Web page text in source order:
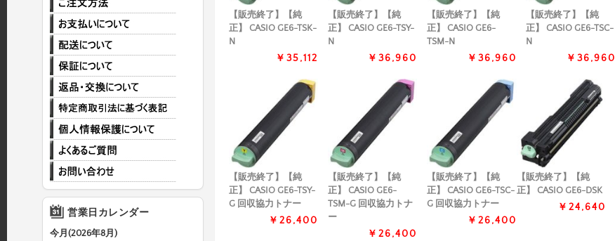
【販売終了】【純
正】 CASIO GE6-TSK-
N
￥35,112
【販売終了】【純
正】 CASIO GE6-TSY-
N
￥36,960
【販売終了】【純
正】 CASIO GE6-
TSM-N
￥36,960
【販売終了】【純
正】 CASIO GE6-TSC-
N
￥36,960
【販売終了】【純
正】 CASIO GE6-TSY-
G 回収協力トナー
￥26,400
【販売終了】【純
正】 CASIO GE6-
TSM-G 回収協力トナ
ー
￥26,400
【販売終了】【純
正】 CASIO GE6-TSC-
G 回収協力トナー
￥26,400
【販売終了】【純
正】 CASIO GE6-DSK
￥24,640
営業日カレンダー
今月(2026年8月)